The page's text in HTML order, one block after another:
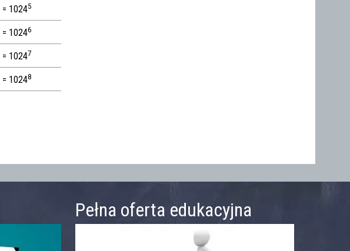
= 10245
= 10246
= 10247
= 10248
Pełna oferta edukacyjna